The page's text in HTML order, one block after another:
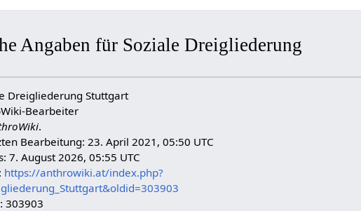
Angaben für Soziale Dreigliederung
Dreigliederung Stuttgart
Bearbeiter
.
Bearbeitung: 23. April 2021, 05:50 UTC
7. August 2026, 05:55 UTC
https://anthrowiki.at/index.php?
303903